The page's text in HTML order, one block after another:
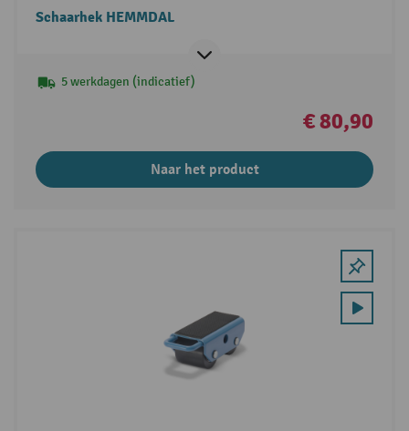
Schaarhek HEMMDAL
5 werkdagen (indicatief)
€ 80,90
Naar het product